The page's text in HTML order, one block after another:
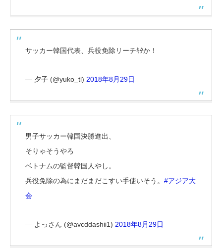
サッカー韓国代表、兵役免除リーチｷﾀか！
— 夕子 (@yuko_tl) 2018年8月29日
男子サッカー韓国決勝進出、
そりゃそうやろ
ベトナムの監督韓国人やし。
兵役免除の為にまだまだこすい手使いそう。 #アジア大
会
— よっさん (@avcddashii1) 2018年8月29日